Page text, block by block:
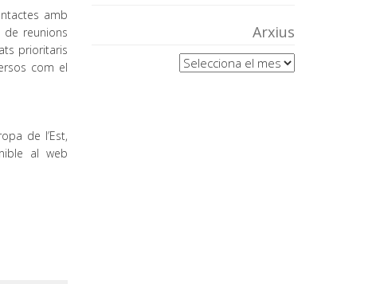
amb
de reunions
prioritaris
com el
de l’Est,
al web
Arxius
Arxius